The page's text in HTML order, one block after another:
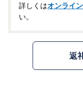
詳しくはオンライ
い。
返